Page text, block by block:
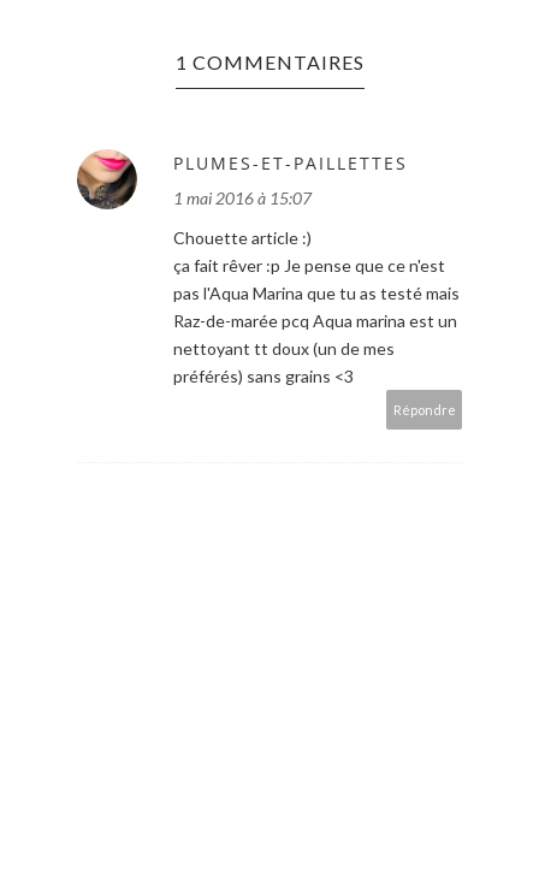
1 COMMENTAIRES
PLUMES-ET-PAILLETTES
1 mai 2016 à 15:07
Chouette article :)
ça fait rêver :p Je pense que ce n'est
pas l'Aqua Marina que tu as testé mais
Raz-de-marée pcq Aqua marina est un
nettoyant tt doux (un de mes
préférés) sans grains <3
Répondre